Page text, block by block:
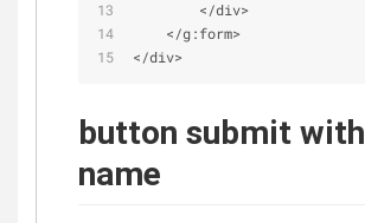
</div>
</g:form>
</div>
button submit with
name